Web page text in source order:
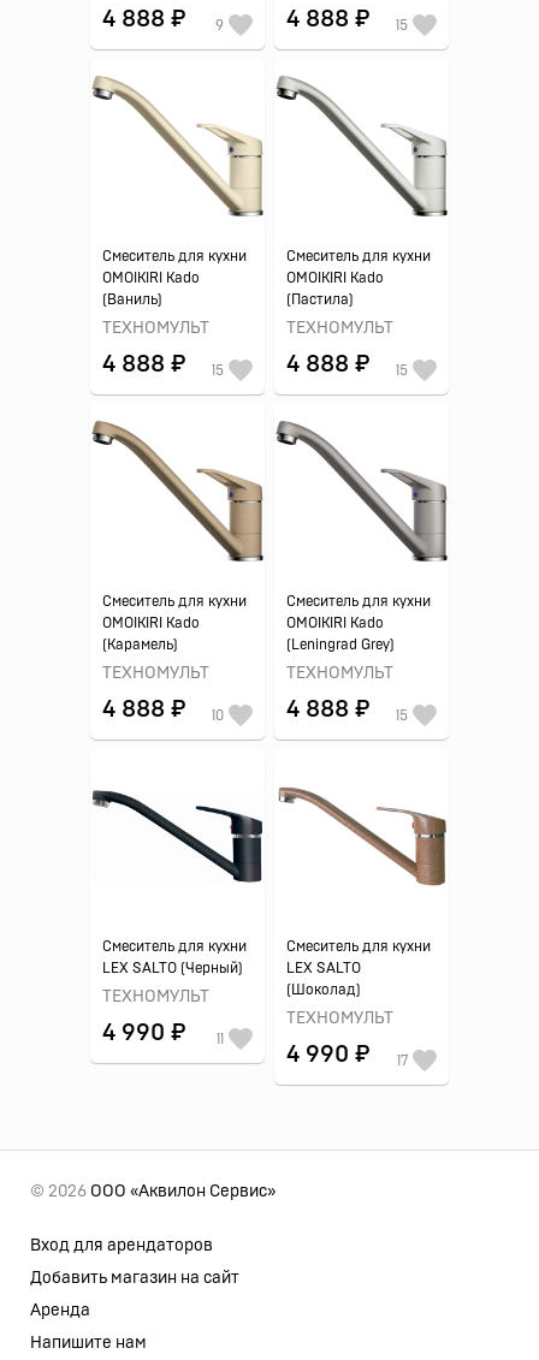
4 888 ₽ 9 4 888 ₽ 15
Смеситель для кухни
OMOIKIRI Kado
(Ваниль)
ТЕХНОМУЛЬТ
4 888 ₽ 15
Смеситель для кухни
OMOIKIRI Kado
(Пастила)
ТЕХНОМУЛЬТ
4 888 ₽ 15
Смеситель для кухни
OMOIKIRI Kado
(Карамель)
ТЕХНОМУЛЬТ
4 888 ₽ 10
Смеситель для кухни
OMOIKIRI Kado
(Leningrad Grey)
ТЕХНОМУЛЬТ
4 888 ₽ 15
Смеситель для кухни
LEX SALTO (Черный)
ТЕХНОМУЛЬТ
4 990 ₽ 11
Смеситель для кухни
LEX SALTO
(Шоколад)
ТЕХНОМУЛЬТ
4 990 ₽ 17
© 2026 ООО «Аквилон Сервис»
Вход для арендаторов
Добавить магазин на сайт
Аренда
Напишите нам